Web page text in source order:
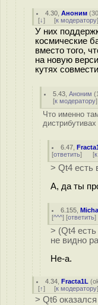
4.30 ,Аноним (
[↓] [к модератору]
У них
космические
вместо того,
на новую
кутях
5.43 ,Аноним (
[к модератору]
Что именно
6.47 ,
[ответить] [
> Qt4 есть
А, да ты
6.155 ,
[^^^] [ответить]
> (Qt4
не видно
Не-а.
4.34 ,Fracta1L (
[↑] [к модератору]
> Qt6